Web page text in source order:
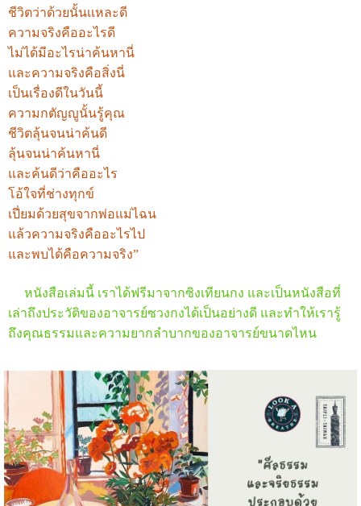
ชีวิตว่าด้วยนั้นเเหละดี
ความจริงคืออะไรดี
ไม่ได้มีอะไรน่าค้นหานี่
และความจริงคือสิ่งนี่
เป็นเรื่องดีในวันนี้
ความกตัญญูนั้นรู้คุณ
ชีวิตลุ้นจนน่าค้นดี
ลุ้นจนน่าค้นหานี่
และค้นดีว่าคืออะไร
โอ้ใจที่ช่างทุกข์
เปี่ยมด้วยสุขจากพ่อแม่ไฉน
แล้วความจริงคืออะไรไป
และพบได้คือความจริง”
หนังสือเล่มนี้ เราได้ฟรีมาจากซิงเทียนกง และเป็นหนังสือที่
เล่าถึงประวัติของอาจารย์ซวงกงได้เป็นอย่างดี และทำให้เรารู้
ถึงคุณธรรมและความยากลำบากของอาจารย์ขนาดไหน